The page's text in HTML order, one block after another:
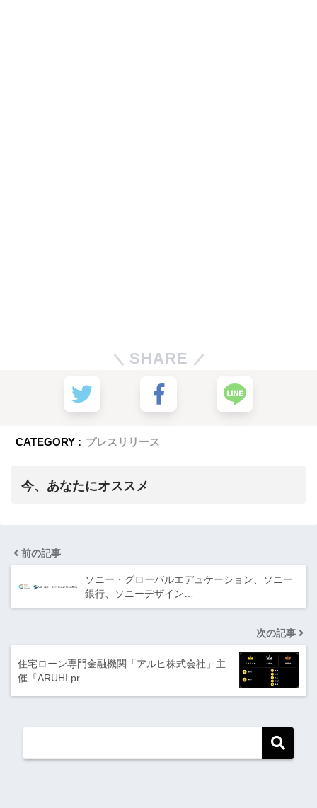
SHARE
CATEGORY : プレスリリース
今、あなたにオススメ
前の記事
ソニー・グローバルエデュケーション、ソニー
銀行、ソニーデザイン…
次の記事
住宅ローン専門金融機関「アルヒ株式会社」主
催『ARUHI pr…